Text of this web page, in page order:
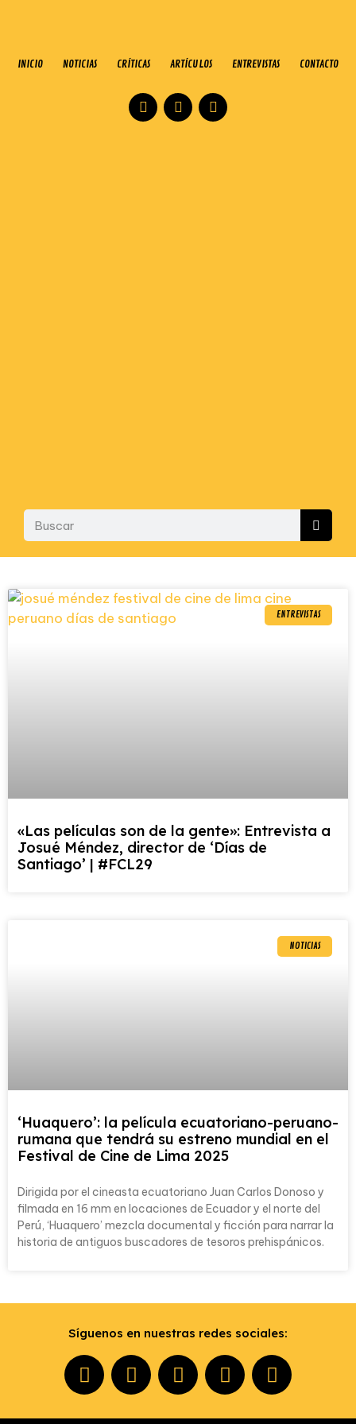
INICIO NOTICIAS CRÍTICAS ARTÍCULOS ENTREVISTAS CONTACTO
ENTREVISTAS
«Las películas son de la gente»: Entrevista a
Josué Méndez, director de ‘Días de
Santiago’ | #FCL29
NOTICIAS
‘Huaquero’: la película ecuatoriano-peruano-
rumana que tendrá su estreno mundial en el
Festival de Cine de Lima 2025
Dirigida por el cineasta ecuatoriano Juan Carlos Donoso y
filmada en 16 mm en locaciones de Ecuador y el norte del
Perú, ‘Huaquero’ mezcla documental y ficción para narrar la
historia de antiguos buscadores de tesoros prehispánicos.
Síguenos en nuestras redes sociales: